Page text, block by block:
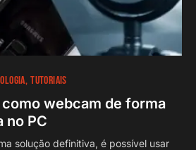
TUTORIAIS
webcam de forma
no PC
solução definitiva, é possível usar